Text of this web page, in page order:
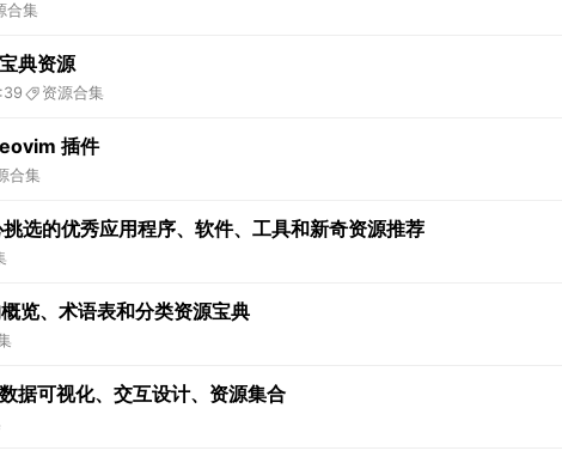
合集
典资源
资源合集
插件
合集
选的优秀应用程序、软件、工具和新奇资源推荐
览、术语表和分类资源宝典
据可视化、交互设计、资源集合